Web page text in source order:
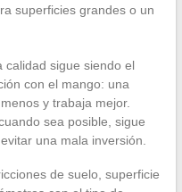
superficies grandes o un
calidad sigue siendo el
con el mango: una
y trabaja mejor.
sea posible, sigue
una mala inversión.
de suelo, superficie